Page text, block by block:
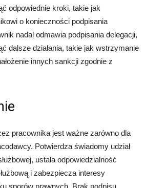
odpowiednie kroki, takie jak
o konieczności podpisania
nadal odmawia podpisania delegacji,
dalsze działania, takie jak wstrzymanie
innych sankcji zgodnie z
pracownika jest ważne zarówno dla
Potwierdza świadomy udział
ustala odpowiedzialność
i zabezpiecza interesy